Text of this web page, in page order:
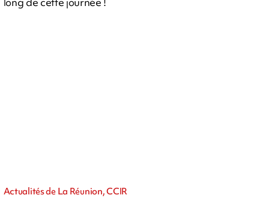
Actualités de La Réunion, CCIR